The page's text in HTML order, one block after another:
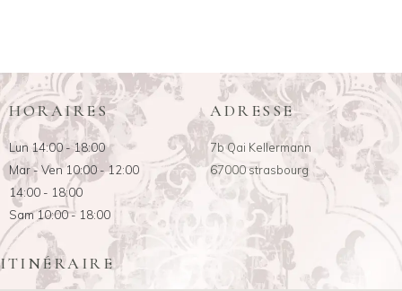
HORAIRES
Lun 14:00 - 18:00
Mar - Ven 10:00 - 12:00
14:00 - 18:00
Sam 10:00 - 18:00
ADRESSE
7b Qai Kellermann
67000 strasbourg
ITINÉRAIRE